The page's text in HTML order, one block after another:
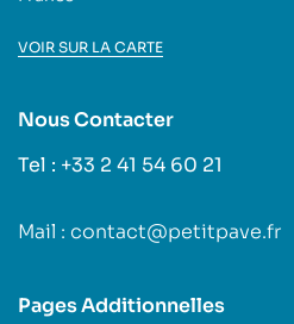
VOIR SUR LA CARTE
Nous Contacter
Tel : +33 2 41 54 60 21
Mail : contact@petitpave.fr
Pages Additionnelles